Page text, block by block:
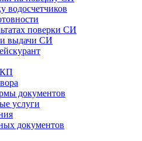
водосчетчиков
поверки СИ
выдачи СИ
КП
документов
услуги
документов